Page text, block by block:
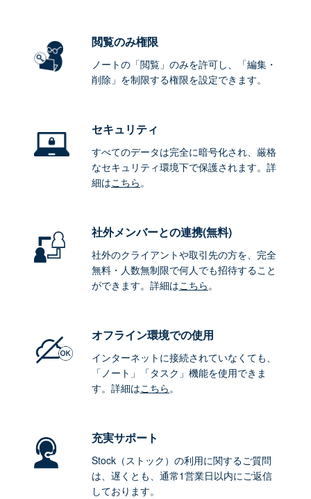
閲覧のみ権限
ノートの「閲覧」のみを許可し、「編集・
削除」を制限する権限を設定できます。
セキュリティ
すべてのデータは完全に暗号化され、厳格
なセキュリティ環境下で保護されます。詳
細はこちら。
社外メンバーとの連携(無料)
社外のクライアントや取引先の方を、完全
無料・人数無制限で何人でも招待すること
ができます。詳細はこちら。
オフライン環境での使用
インターネットに接続されていなくても、
「ノート」「タスク」機能を使用できま
す。詳細はこちら。
充実サポート
Stock（ストック）の利用に関するご質問
は、遅くとも、通常1営業日以内にご返信
しております。